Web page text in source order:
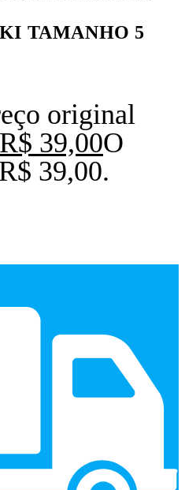
TAMANHO 5
original
R$ 39,00O
39,00.